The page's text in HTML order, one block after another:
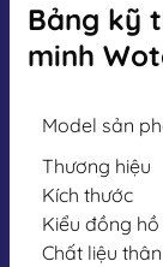
Bảng kỹ
minh
Model sản
Thương hiệu
Kích thước
Kiểu đồng hồ
Chất liệu thân